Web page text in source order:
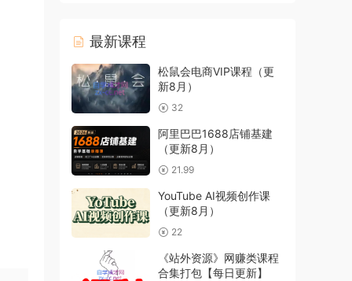
最新课程
松鼠会电商VIP课程（更
新8月）
32
阿里巴巴1688店铺基建
（更新8月）
21.99
YouTube AI视频创作课
（更新8月）
22
《站外资源》网赚类课程
合集打包【每日更新】